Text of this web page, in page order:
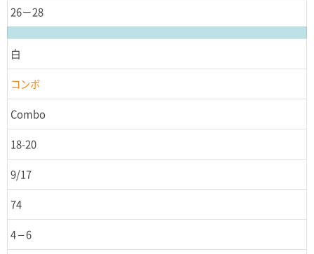
26－28
白
コンボ
Combo
18-20
9/17
74
4 – 6